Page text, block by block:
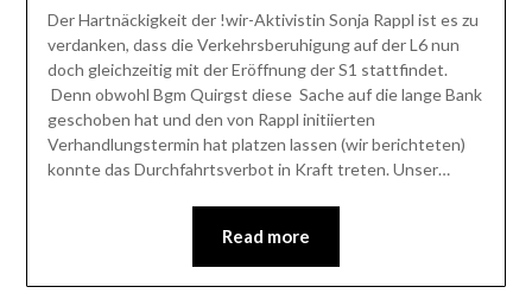
Der Hartnäckigkeit der !wir-Aktivistin Sonja Rappl ist es zu
verdanken, dass die Verkehrsberuhigung auf der L6 nun
doch gleichzeitig mit der Eröffnung der S1 stattfindet.
Denn obwohl Bgm Quirgst diese Sache auf die lange Bank
geschoben hat und den von Rappl initiierten
Verhandlungstermin hat platzen lassen (wir berichteten)
konnte das Durchfahrtsverbot in Kraft treten. Unser…
Read more